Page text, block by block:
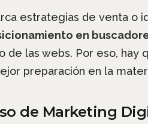
estrategias de venta o
en
de las webs. Por eso, hay
preparación en la
de Marketing